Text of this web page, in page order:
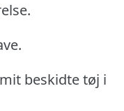
beskidte tøj i